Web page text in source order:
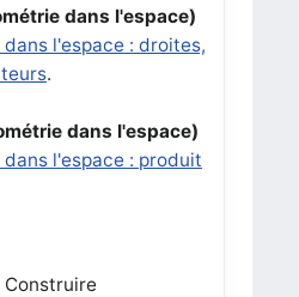
dans l'espace)
dans l'espace : droites,
.
dans l'espace)
dans l'espace : produit
Construire